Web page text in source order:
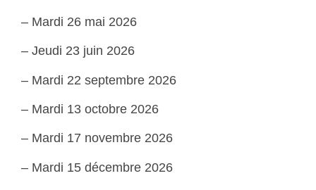
– Mardi 26 mai 2026
– Jeudi 23 juin 2026
– Mardi 22 septembre 2026
– Mardi 13 octobre 2026
– Mardi 17 novembre 2026
– Mardi 15 décembre 2026